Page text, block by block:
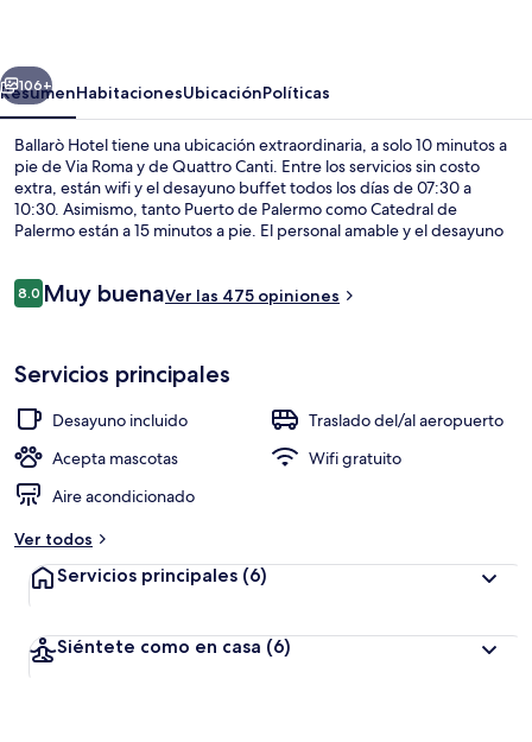
Siguiente
106+
ResumenHabitacionesUbicaciónPolíticas
Ballarò Hotel tiene una ubicación extraordinaria, a solo 10 minutos a
pie de Via Roma y de Quattro Canti. Entre los servicios sin costo
extra, están wifi y el desayuno buffet todos los días de 07:30 a
10:30. Asimismo, tanto Puerto de Palermo como Catedral de
Palermo están a 15 minutos a pie. El personal amable y el desayuno
Opiniones
8.08.0 de 10,
Muy buenaVer las 475 opiniones
Servicios principales
Desayuno incluido
Traslado del/al aeropuerto
Acepta mascotas
Wifi gratuito
Aire acondicionado
Ver todos
Servicios principales (6)
Siéntete como en casa (6)